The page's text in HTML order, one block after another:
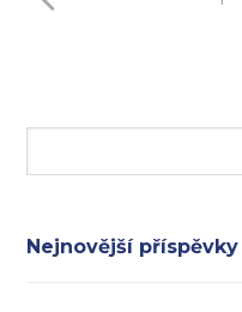
Nejnovější příspěvky